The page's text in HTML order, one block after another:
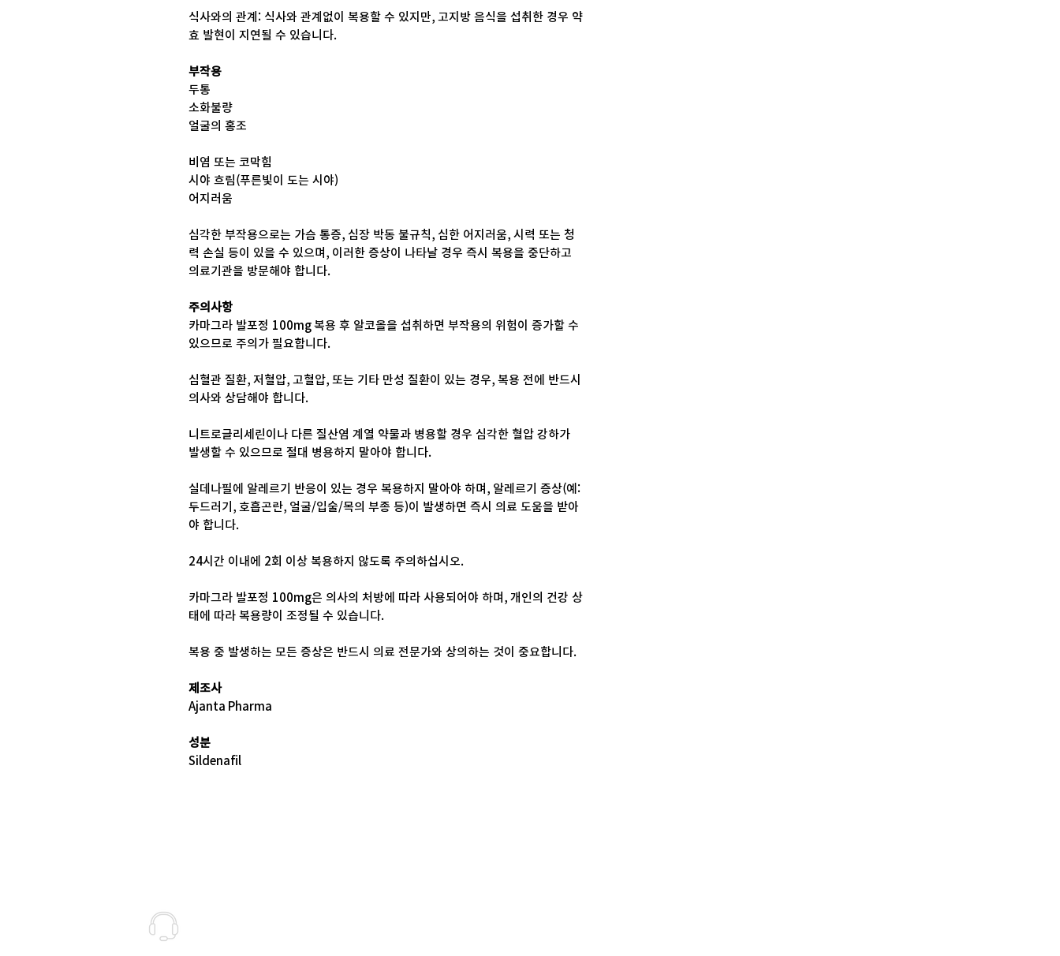
식사와의 관계: 식사와 관계없이 복용할 수 있지만, 고지방 음식을 섭취한 경우 약
효 발현이 지연될 수 있습니다.
부작용
두통
소화불량
얼굴의 홍조
비염 또는 코막힘
시야 흐림(푸른빛이 도는 시야)
어지러움
심각한 부작용으로는 가슴 통증, 심장 박동 불규칙, 심한 어지러움, 시력 또는 청
력 손실 등이 있을 수 있으며, 이러한 증상이 나타날 경우 즉시 복용을 중단하고
의료기관을 방문해야 합니다.
주의사항
카마그라 발포정 100mg 복용 후 알코올을 섭취하면 부작용의 위험이 증가할 수
있으므로 주의가 필요합니다.
심혈관 질환, 저혈압, 고혈압, 또는 기타 만성 질환이 있는 경우, 복용 전에 반드시
의사와 상담해야 합니다.
니트로글리세린이나 다른 질산염 계열 약물과 병용할 경우 심각한 혈압 강하가
발생할 수 있으므로 절대 병용하지 말아야 합니다.
실데나필에 알레르기 반응이 있는 경우 복용하지 말아야 하며, 알레르기 증상(예:
두드러기, 호흡곤란, 얼굴/입술/목의 부종 등)이 발생하면 즉시 의료 도움을 받아
야 합니다.
24시간 이내에 2회 이상 복용하지 않도록 주의하십시오.
카마그라 발포정 100mg은 의사의 처방에 따라 사용되어야 하며, 개인의 건강 상
태에 따라 복용량이 조정될 수 있습니다.
복용 중 발생하는 모든 증상은 반드시 의료 전문가와 상의하는 것이 중요합니다.
제조사
Ajanta Pharma
성분
Sildenafil